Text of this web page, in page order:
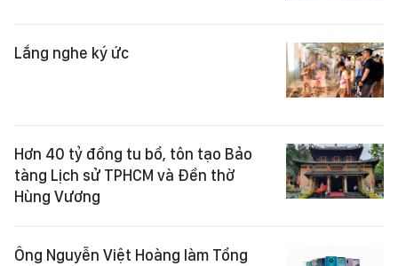
Lắng nghe ký ức
Hơn 40 tỷ đồng tu bổ, tôn tạo Bảo
tàng Lịch sử TPHCM và Đền thờ
Hùng Vương
Ông Nguyễn Việt Hoàng làm Tổng